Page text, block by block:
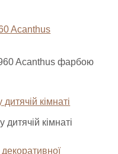
Acanthus фарбою
кімнаті